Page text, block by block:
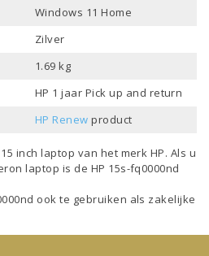
Windows 11 Home
Zilver
1.69 kg
HP 1 jaar Pick up and return
HP Renew product
15 inch laptop van het merk HP. Als u
laptop is de HP 15s-fq0000nd
ook te gebruiken als zakelijke